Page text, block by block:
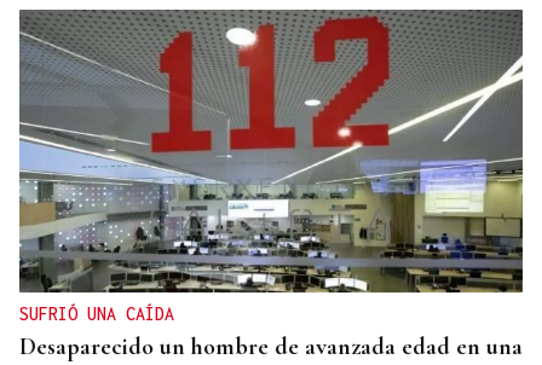
SUFRIÓ UNA CAÍDA
Desaparecido un hombre de avanzada edad en una